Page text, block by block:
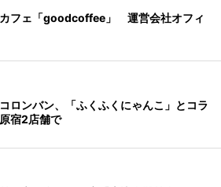
フェ「goodcoffee」 運営会社オフィ
ロンバン、「ふくふくにゃんこ」とコラ
宿2店舗で